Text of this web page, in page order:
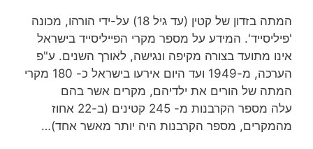
המתה בזדון של קטין (עד גיל 18) על-ידי הורהו, מכונה
'פיליסייד'. המידע על מספר מקרי הפייליסייד בישראל
אינו מתועד בצורה מקיפה ונגישה, לאורך השנים. ע"פ
הערכה, מ-1949 ועד היום אירעו בישראל כ- 180 מקרי
המתה של הורים את ילדיהם, מקרים אשר בהם
עלה מספר הקרבנות מ- 245 קטינים (ב-22 אחוז
מהמקרים, מספר הקרבנות היה יותר מאשר אחד)…